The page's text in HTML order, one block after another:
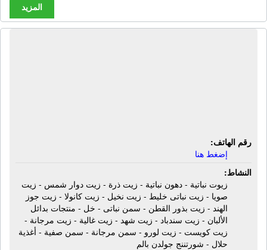
المزيد
رقم الهاتف:
إضغط هنا
النشاط:
زيوت نباتية - دهون نباتية - زيت ذرة - زيت دوار شمس - زيت
صويا - زيت نباتى خليط - زيت نخيل - زيت كانولا - زيت جوز
الهند - زيت بذور القطن - سمن نباتى - خل - منتجات بدائل
الألبان - زيت سندباد - زيت شهد - زيت غالية - زيت مرجانة -
زيت كويست - زيت لورو - سمن مرجانة - سمن صفية - أغذية
حلال - شورتننج جولدن بالم